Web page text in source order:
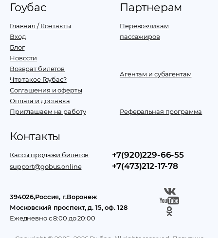
Гоубас
Главная /Контакты
Вход
Блог
Новости
Возврат билетов
Что такое Гоубас?
Соглашения и оферты
Оплата и доставка
Приглашаем на работу
Партнерам
Перевозчикам
пассажиров
Агентам и субагентам
Реферальная программа
Контакты
Кассы продажи билетов
support@gobus.online
+7(920)229-66-55
+7(473)212-17-78
394026,Россия, г.Воронеж
Московский проспект, д. 15, оф. 128
Ежедневно с 8:00 до 20:00